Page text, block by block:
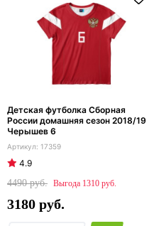
Детская футболка Сборная
России домашняя сезон 2018/19
Черышев 6
17359
4.9
4490
1310
3180